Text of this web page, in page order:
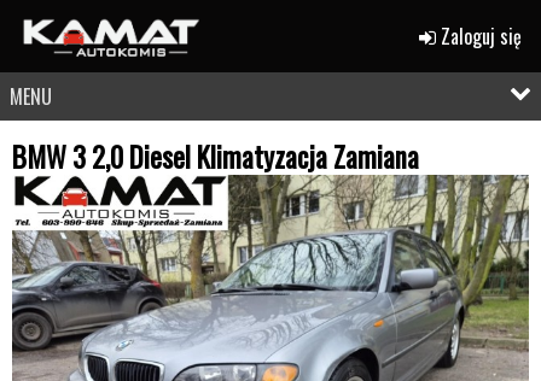
Zaloguj się
MENU
BMW 3 2,0 Diesel Klimatyzacja Zamiana